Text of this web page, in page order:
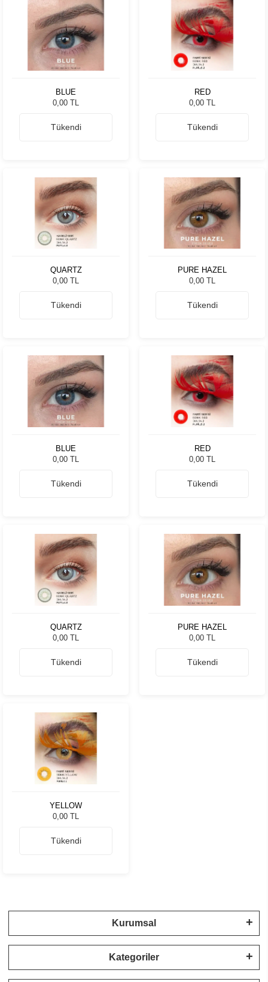
BLUE
0,00 TL
Tükendi
RED
0,00 TL
Tükendi
QUARTZ
0,00 TL
Tükendi
PURE HAZEL
0,00 TL
Tükendi
BLUE
0,00 TL
Tükendi
RED
0,00 TL
Tükendi
QUARTZ
0,00 TL
Tükendi
PURE HAZEL
0,00 TL
Tükendi
YELLOW
0,00 TL
Tükendi
Kurumsal
Kategoriler